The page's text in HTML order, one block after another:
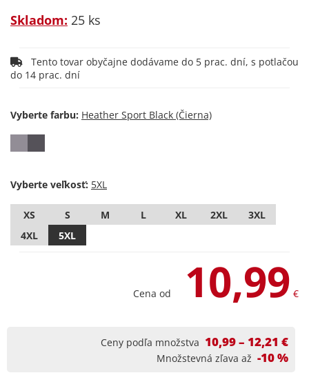
Skladom: 25 ks
do 14 prac. dní
Vyberte farbu:
Vyberte veľkosť:
XS S M L XL 2XL
3XL
4XL
5XL
Cena od 10,99 €
Ceny podľa množstva 10,99 – 12,21 €
Množstevná zľava až -10 %